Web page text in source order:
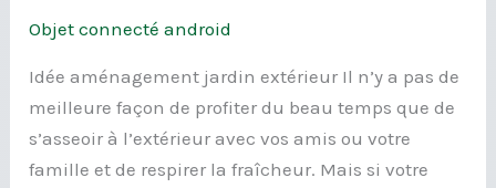
Objet connecté android
Idée aménagement jardin extérieur Il n’y a pas de
meilleure façon de profiter du beau temps que de
s’asseoir à l’extérieur avec vos amis ou votre
famille et de respirer la fraîcheur. Mais si votre
EXTÉRIEUR